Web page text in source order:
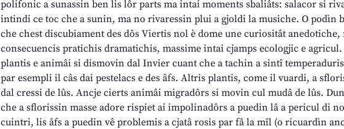
polifonic a sunassin ben lis lôr parts ma intai moments sbaliâts: salacor si
intindi ce toc che a sunin, ma no rivaressin plui a gjoldi la musiche. O podìn
che chest discubiament des dôs Viertis nol è dome une curiositât anedotiche,
consecuencis pratichis dramatichis, massime intai cjamps ecologjic e
plantis e animâi si dismovin dal Invier cuant che a tachin a sintî
par esempli il câs dai pestelacs e des âfs. Altris plantis, come il vuardi, a
dal cressi de lûs. Ancje cierts animâi migradôrs si movin cul mudâ de lûs.
che a sflorissin masse adore rispiet ai impolinadôrs a puedin lâ a pericul di
cuintri, lis âfs a puedin vê problemis a cjatâ rosis par fâ la mîl (o ricuardìn